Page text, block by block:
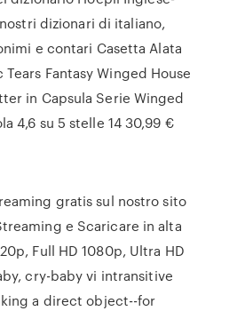
dizionari di italiano,
e contari Casetta Alata
Fantasy Winged House
in Capsula Serie Winged
4,6 su 5 stelle 14 30,99 €
gratis sul nostro sito
e Scaricare in alta
Full HD 1080p, Ultra HD
cry-baby vi intransitive
a direct object--for